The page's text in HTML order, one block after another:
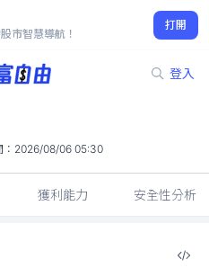
市智慧導航！
打開
登入
2026/08/06 05:30
獲利能力 安全性分析